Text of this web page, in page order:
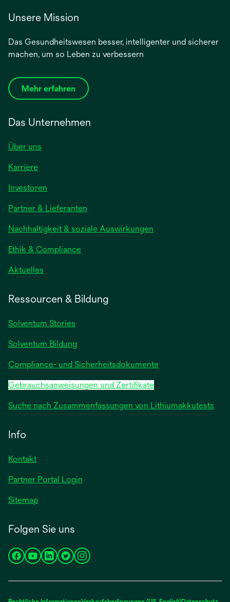
Unsere Mission
Das Gesundheitswesen besser, intelligenter und sicherer
machen, um so Leben zu verbessern
Mehr erfahren
Das Unternehmen
Über uns
Karriere
Investoren
einer
neuen
Registerkarte
geöffnet
Partner & Lieferanten
Nachhaltigkeit & soziale Auswirkungen
Ethik & Compliance
Aktuelles
Registerkarte
Ressourcen & Bildung
Solventum Stories
Solventum Bildung
Compliance- und Sicherheitsdokumente
Gebrauchsanweisungen und Zertifikate
Suche nach Zusammenfassungen von Lithiumakkutests
Info
Kontakt
Partner Portal Login
Sitemap
Folgen Sie uns
wird
neuen
wird
neuen
wird
neuen
wird
neuen
wird
neuen